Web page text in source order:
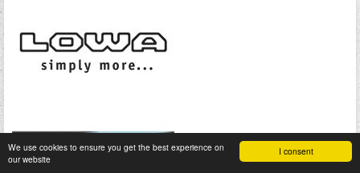
I consent
We use cookies to ensure you get the best experience on
our website